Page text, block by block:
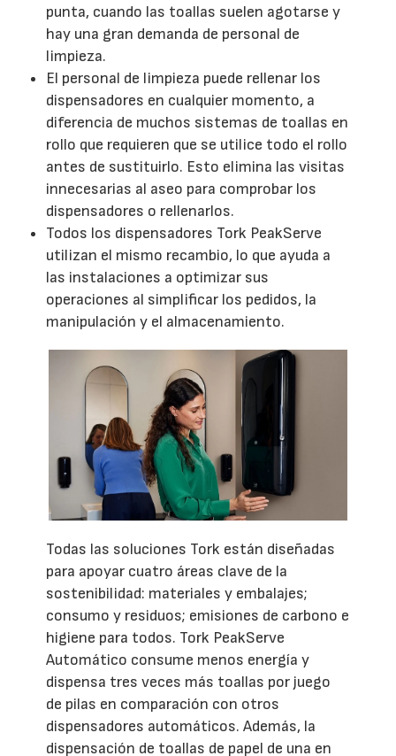
punta, cuando las toallas suelen agotarse y
hay una gran demanda de personal de
limpieza.
El personal de limpieza puede rellenar los
dispensadores en cualquier momento, a
diferencia de muchos sistemas de toallas en
rollo que requieren que se utilice todo el rollo
antes de sustituirlo. Esto elimina las visitas
innecesarias al aseo para comprobar los
dispensadores o rellenarlos.
Todos los dispensadores Tork PeakServe
utilizan el mismo recambio, lo que ayuda a
las instalaciones a optimizar sus
operaciones al simplificar los pedidos, la
manipulación y el almacenamiento.
Todas las soluciones Tork están diseñadas
para apoyar cuatro áreas clave de la
sostenibilidad: materiales y embalajes;
consumo y residuos; emisiones de carbono e
higiene para todos. Tork PeakServe
Automático consume menos energía y
dispensa tres veces más toallas por juego
de pilas en comparación con otros
dispensadores automáticos. Además, la
dispensación de toallas de papel de una en